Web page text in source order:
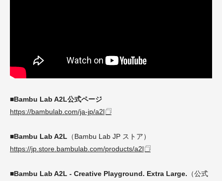
■Bambu Lab A2L公式ページ
https://bambulab.com/ja-jp/a2l
■Bambu Lab A2L （Bambu Lab JP ストア）
https://jp.store.bambulab.com/products/a2l
■Bambu Lab A2L - Creative Playground. Extra Large. （公式